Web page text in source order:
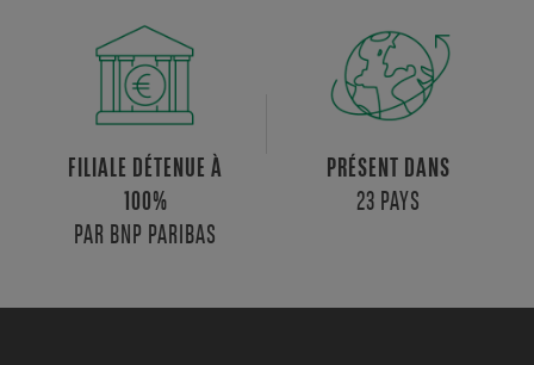
FILIALE DÉTENUE À
100%
PAR BNP PARIBAS
PRÉSENT DANS
23 PAYS